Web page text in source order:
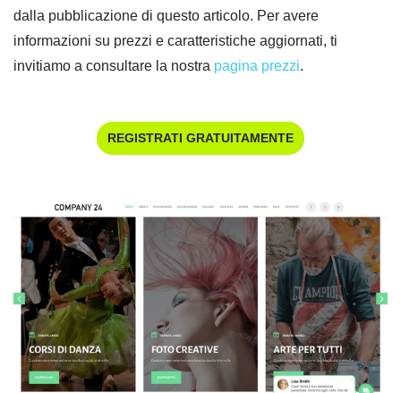
dalla pubblicazione di questo articolo. Per avere
informazioni su prezzi e caratteristiche aggiornati, ti
invitiamo a consultare la nostra pagina prezzi.
REGISTRATI GRATUITAMENTE